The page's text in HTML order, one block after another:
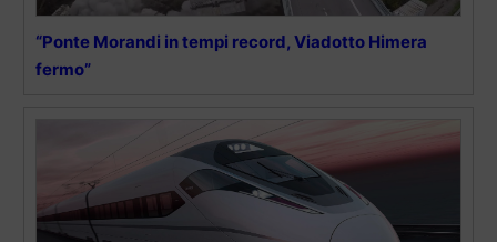
“Ponte Morandi in tempi record, Viadotto Himera
fermo”